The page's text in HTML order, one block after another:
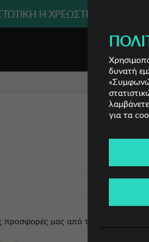
Ή ΧΡΕΩΣΤΙΚΗ ΚΑΡΤΑ,
προσφορές μας από τις διαθέσιμες
δυνατή
για τα